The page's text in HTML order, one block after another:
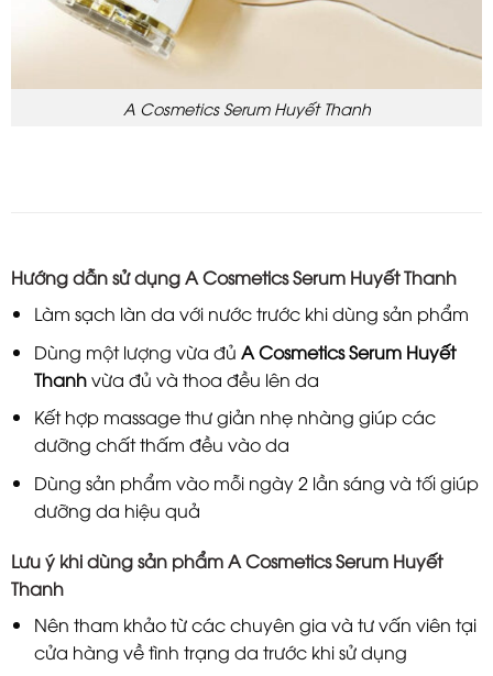
A Cosmetics Serum Huyết Thanh
Hướng dẫnsử dụng A Cosmetics Serum Huyết Thanh
Làm sạch làn da với nước trước khi dùng sản phẩm
Dùng một lượng vừa đủ A Cosmetics Serum Huyết
Thanhvừa đủ và thoa đều lên da
Kết hợp massage thư giản nhẹ nhàng giúp các
dưỡng chất thấm đều vào da
Dùng sản phẩm vào mỗi ngày 2 lần sáng và tối giúp
dưỡng da hiệu quả
Lưu ý khi dùng sản phẩm A Cosmetics Serum Huyết
Thanh
Nên tham khảo từ các chuyên gia và tư vấn viên tại
cửa hàng về tình trạng da trước khi sử dụng